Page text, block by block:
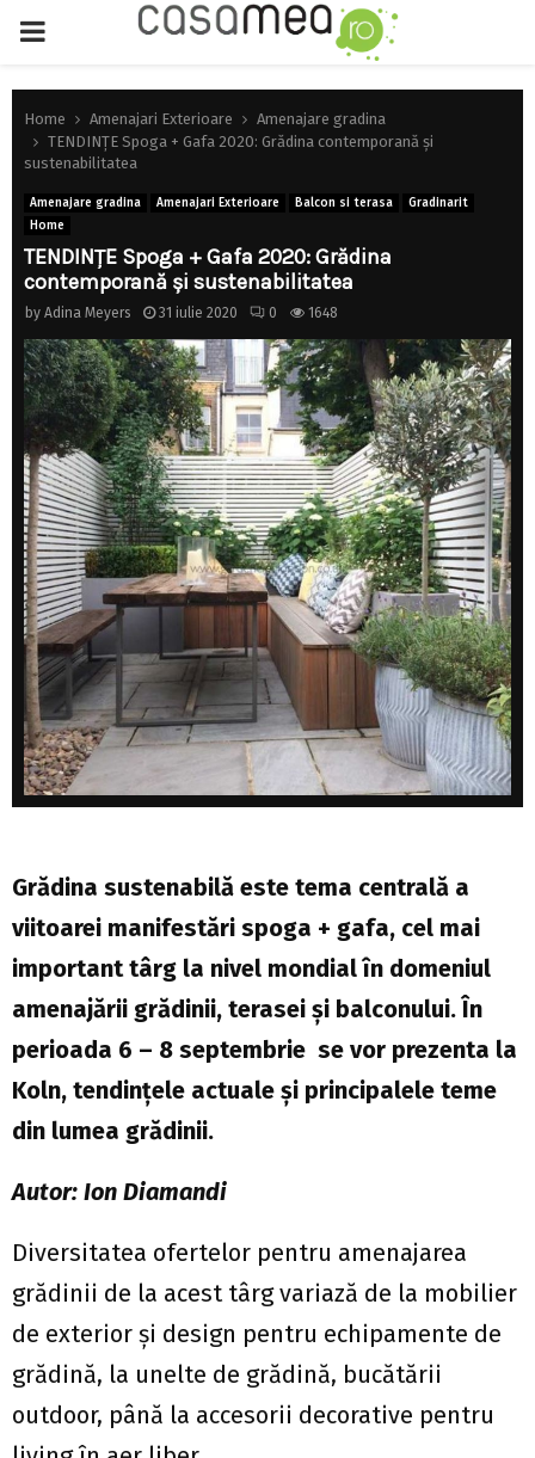
PRIMARY
MENU
Home Amenajari Exterioare
Amenajare gradina
TENDINȚE Spoga + Gafa 2020: Grădina contemporană şi
sustenabilitatea
Amenajare gradina Amenajari Exterioare Balcon si terasa
Gradinarit
Home
TENDINȚE Spoga + Gafa 2020: Grădina
contemporană şi sustenabilitatea
by Adina Meyers 31 iulie 2020 0 1648
Grădina sustenabilă este tema centrală a
viitoarei manifestări spoga + gafa, cel mai
important târg la nivel mondial în domeniul
amenajării grădinii, terasei şi balconului. În
perioada 6 – 8 septembrie se vor prezenta la
Koln, tendințele actuale și principalele teme
din lumea grădinii.
Autor: Ion Diamandi
Diversitatea ofertelor pentru amenajarea
grădinii de la acest târg variază de la mobilier
de exterior și design pentru echipamente de
grădină, la unelte de grădină, bucătării
outdoor, până la accesorii decorative pentru